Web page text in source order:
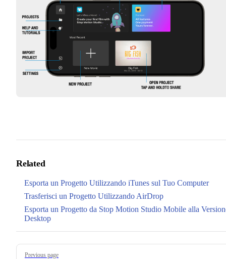
Related
Esporta un Progetto Utilizzando iTunes sul Tuo Computer
Trasferisci un Progetto Utilizzando AirDrop
Esporta un Progetto da Stop Motion Studio Mobile alla
Desktop
Pager
Previous page